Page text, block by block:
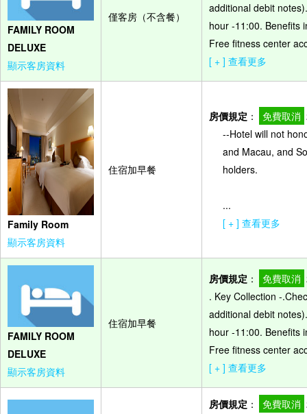
FAMILY ROOM
DELUXE
顯示客房資料
僅客房（不含餐）
additional debit
hour -11:00. Benefits
Free fitness center
[ + ] 查看更多
Family Room
顯示客房資料
住宿加早餐
房價規定 ： 免費取消
--Hotel will not
and Macau, and
holders.
...
[ + ] 查看更多
FAMILY ROOM
DELUXE
顯示客房資料
住宿加早餐
房價規定 ： 免費取消
. Key Collection -
additional debit
hour -11:00. Benefits
Free fitness center
[ + ] 查看更多
房價規定 ： 免費取消